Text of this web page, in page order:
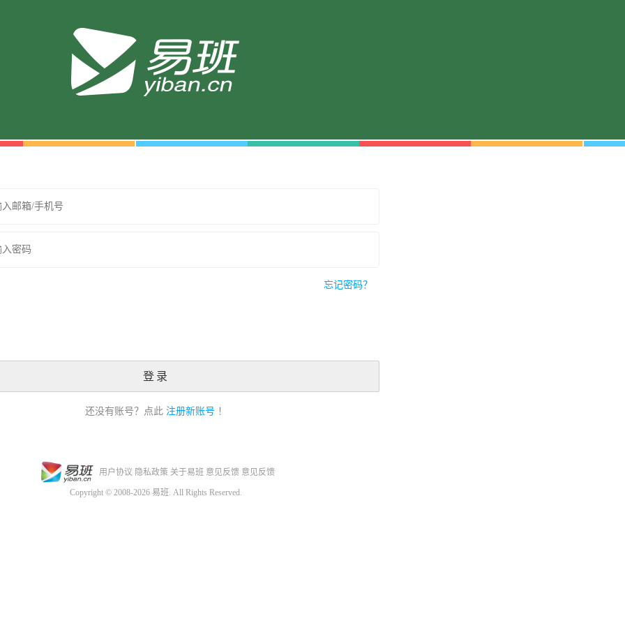
忘记密码？
登录
还没有账号？点此 注册新账号 ！
用户协议 隐私政策 关于易班 意见反馈 意见反馈
Copyright © 2008-2026 易班. All Rights Reserved.